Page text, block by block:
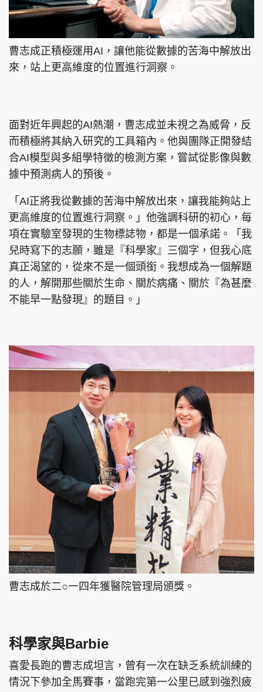
曹志成正積極運用AI，讓他能從數據的苦海中解放出
來，站上更高維度的位置進行洞察。
面對近年興起的AI熱潮，曹志成並未視之為威脅，反
而積極將其納入研究的工具箱內。他與團隊正開發結
合AI模型與多組學特徵的檢測方案，嘗試從影像與數
據中預測病人的預後。
「AI正將我從數據的苦海中解放出來，讓我能夠站上
更高維度的位置進行洞察。」他強調科研的初心，每
項在實驗室發現的生物標誌物，都是一個承諾。「我
兒時寫下的志願，雖是『科學家』三個字，但我心底
真正渴望的，從來不是一個頭銜。我想成為一個解題
的人，解開那些關於生命、關於病痛、關於『為甚麼
不能早一點發現』的題目。」
曹志成於二○一四年獲醫院管理局頒獎。
科學家與Barbie
喜愛長跑的曹志成坦言，曾有一次在缺乏系統訓練的
情況下參加全馬賽事，當跑完第一公里已感到強烈疲